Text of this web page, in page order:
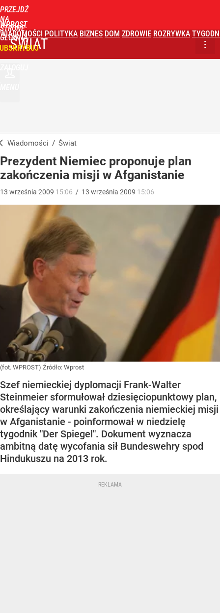
PRZEJDŹ
NA
STRONĘ
GŁÓWNĄ
WPROST
WIADOMOŚCI POLITYKA BIZNES DOM ZDROWIE ROZRYWKA
ŚWIAT
Wiadomości / Świat
Prezydent Niemiec proponuje plan
zakończenia misji w Afganistanie
13 września 2009 15:06 / 13 września 2009 15:06
(fot. WPROST) Źródło: Wprost
Szef niemieckiej dyplomacji Frank-Walter
Steinmeier sformułował dziesięciopunktowy plan,
określający warunki zakończenia niemieckiej misji
w Afganistanie - poinformował w niedzielę
tygodnik "Der Spiegel". Dokument wyznacza
ambitną datę wycofania sił Bundeswehry spod
Hindukuszu na 2013 rok.